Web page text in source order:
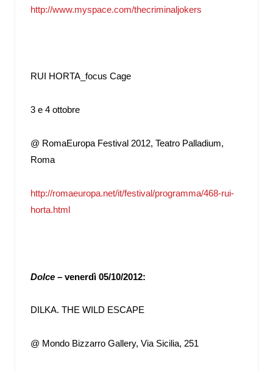
http://www.myspace.com/thecriminaljokers
RUI HORTA_focus Cage
3 e 4 ottobre
@ RomaEuropa Festival 2012, Teatro Palladium,
Roma
http://romaeuropa.net/it/festival/programma/468-rui-
horta.html
Dolce – venerdì 05/10/2012:
DILKA. THE WILD ESCAPE
@ Mondo Bizzarro Gallery, Via Sicilia, 251